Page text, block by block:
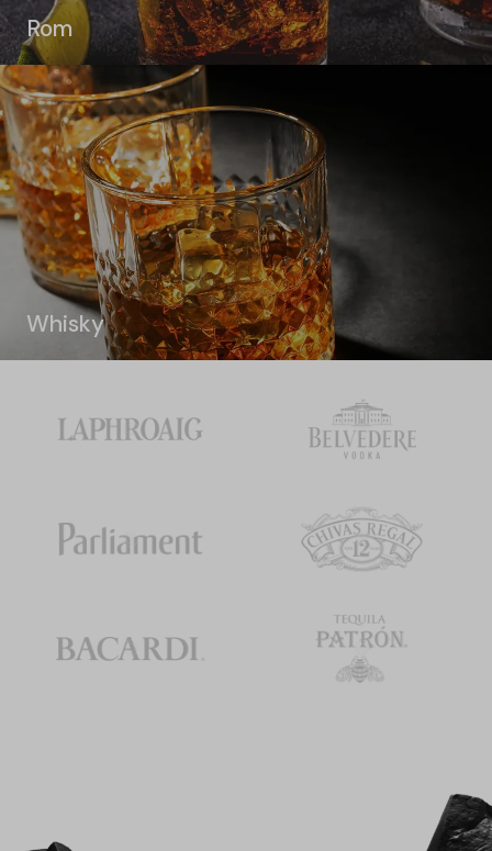
Rom
Whisky